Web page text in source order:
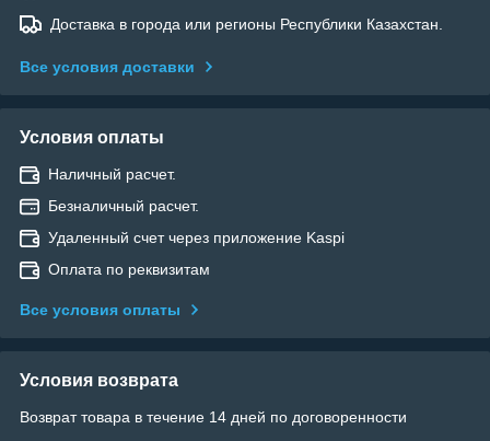
Доставка в города или регионы Республики Казахстан.
Все условия доставки
Условия оплаты
Наличный расчет.
Безналичный расчет.
Удаленный счет через приложение Kaspi
Оплата по реквизитам
Все условия оплаты
Условия возврата
Возврат товара в течение 14 дней по договоренности